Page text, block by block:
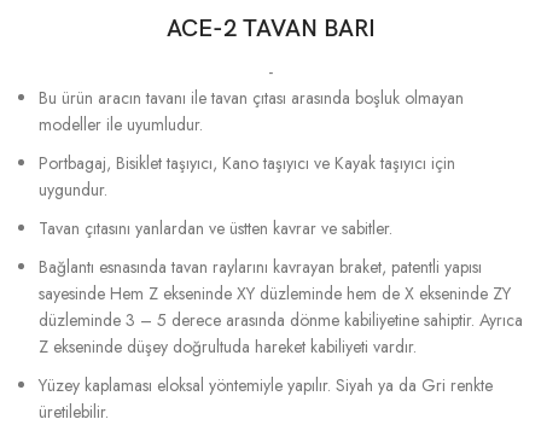
ACE-2 TAVAN BARI
-
Bu ürün aracın tavanı ile tavan çıtası arasında boşluk olmayan
modeller ile uyumludur.
Portbagaj, Bisiklet taşıyıcı, Kano taşıyıcı ve Kayak taşıyıcı için
uygundur.
Tavan çıtasını yanlardan ve üstten kavrar ve sabitler.
Bağlantı esnasında tavan raylarını kavrayan braket, patentli yapısı
sayesinde Hem Z ekseninde XY düzleminde hem de X ekseninde ZY
düzleminde 3 – 5 derece arasında dönme kabiliyetine sahiptir. Ayrıca
Z ekseninde düşey doğrultuda hareket kabiliyeti vardır.
Yüzey kaplaması eloksal yöntemiyle yapılır. Siyah ya da Gri renkte
üretilebilir.